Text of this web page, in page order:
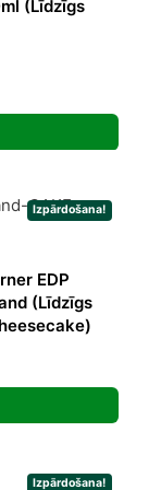
(Līdzīgs
€.
Izpārdošana!
EDP
(Līdzīgs
Izpārdošana!